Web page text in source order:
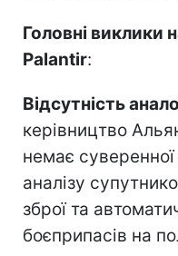
Головні виклики
Palantir:
Відсутність
керівництво
немає
аналізу
зброї та
боєприпасів на